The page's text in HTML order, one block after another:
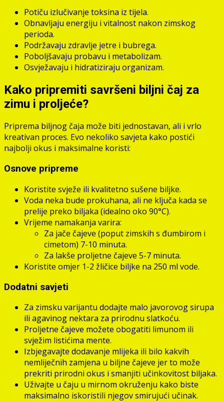
Potiču izlučivanje toksina iz tijela.
Obnavljaju energiju i vitalnost nakon zimskog
perioda.
Podržavaju zdravlje jetre i bubrega.
Poboljšavaju probavu i metabolizam.
Osvježavaju i hidratiziraju organizam.
Kako pripremiti savršeni biljni čaj za
zimu i proljeće?
Priprema biljnog čaja može biti jednostavan, ali i vrlo
kreativan proces. Evo nekoliko savjeta kako postići
najbolji okus i maksimalne koristi:
Osnove pripreme
Koristite svježe ili kvalitetno sušene biljke.
Voda neka bude prokuhana, ali ne ključa kada se
prelije preko biljaka (idealno oko 90°C).
Vrijeme namakanja varira:
Za jače čajeve (poput zimskih s đumbirom i
cimetom) 7-10 minuta.
Za lakše proljetne čajeve 5-7 minuta.
Koristite omjer 1-2 žličice biljke na 250 ml vode.
Dodatni savjeti
Za zimsku varijantu dodajte malo javorovog sirupa
ili agavinog nektara za prirodnu slatkoću.
Proljetne čajeve možete obogatiti limunom ili
svježim listićima mente.
Izbjegavajte dodavanje mlijeka ili bilo kakvih
nemliječnih zamjena u biljne čajeve jer to može
prekriti prirodni okus i smanjiti učinkovitost biljaka.
Uživajte u čaju u mirnom okruženju kako biste
maksimalno iskoristili njegov smirujući učinak.